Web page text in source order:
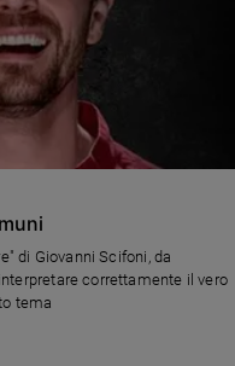
di Giovanni Scifoni, da
correttamente il vero
tema